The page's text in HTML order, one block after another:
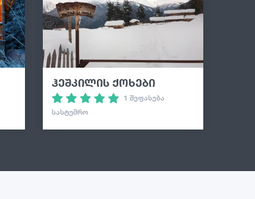
ჰეშკილის ქოხები
1 შეფასება
ᲡᲐᲡᲢᲣᲛᲠᲝ